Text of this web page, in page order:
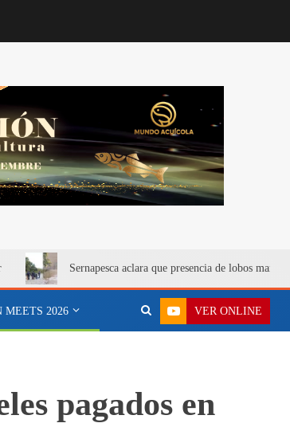
Sernapesca aclara que presencia de lobos
MEETS 2026 VER ONLINE
pagados en